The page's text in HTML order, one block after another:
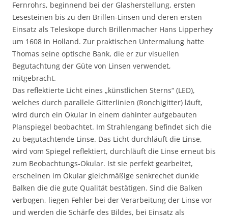
Fernrohrs, beginnend bei der Glasherstellung, ersten
Lesesteinen bis zu den Brillen-Linsen und deren ersten
Einsatz als Teleskope durch Brillenmacher Hans Lipperhey
um 1608 in Holland. Zur praktischen Untermalung hatte
Thomas seine optische Bank, die er zur visuellen
Begutachtung der Güte von Linsen verwendet,
mitgebracht.
Das reflektierte Licht eines „künstlichen Sterns“ (LED),
welches durch parallele Gitterlinien (Ronchigitter) läuft,
wird durch ein Okular in einem dahinter aufgebauten
Planspiegel beobachtet. Im Strahlengang befindet sich die
zu begutachtende Linse. Das Licht durchläuft die Linse,
wird vom Spiegel reflektiert, durchläuft die Linse erneut bis
zum Beobachtungs-Okular. Ist sie perfekt gearbeitet,
erscheinen im Okular gleichmäßige senkrechet dunkle
Balken die die gute Qualität bestätigen. Sind die Balken
verbogen, liegen Fehler bei der Verarbeitung der Linse vor
und werden die Schärfe des Bildes, bei Einsatz als